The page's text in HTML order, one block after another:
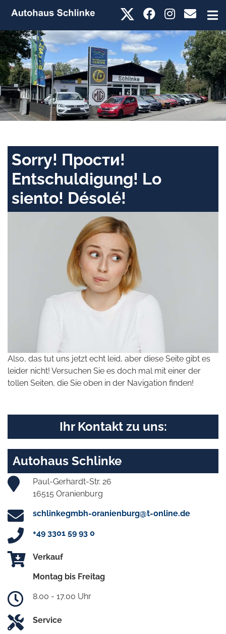
Sorry! Прости!
Entschuldigung! Lo
siento! Désolé!
Also, das tut uns jetzt echt leid, aber diese Seite gibt es
leider nicht! Versuchen Sie es doch mal mit einer der
tollen Seiten, die Sie oben in der Navigation finden!
Ihr Kontakt zu uns:
Autohaus Schlinke
Paul-Gerhardt-Str. 26
16515 Oranienburg
schlinkegmbh-oranienburg@t-online.de
+49 3301 59 93 0
Verkauf
Montag bis Freitag
8.00 - 17.00 Uhr
Service